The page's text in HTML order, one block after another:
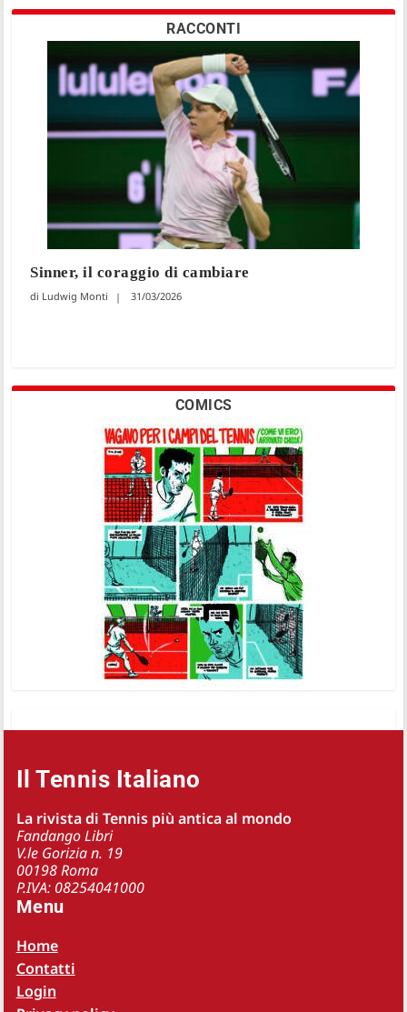
RACCONTI
Sinner, il coraggio di cambiare
Ludwig Monti 31/03/2026
COMICS
Il Tennis Italiano
La rivista di Tennis più antica al mondo
Fandango Libri
V.le Gorizia n. 19
00198 Roma
P.IVA: 08254041000
Menu
Home
Contatti
Login